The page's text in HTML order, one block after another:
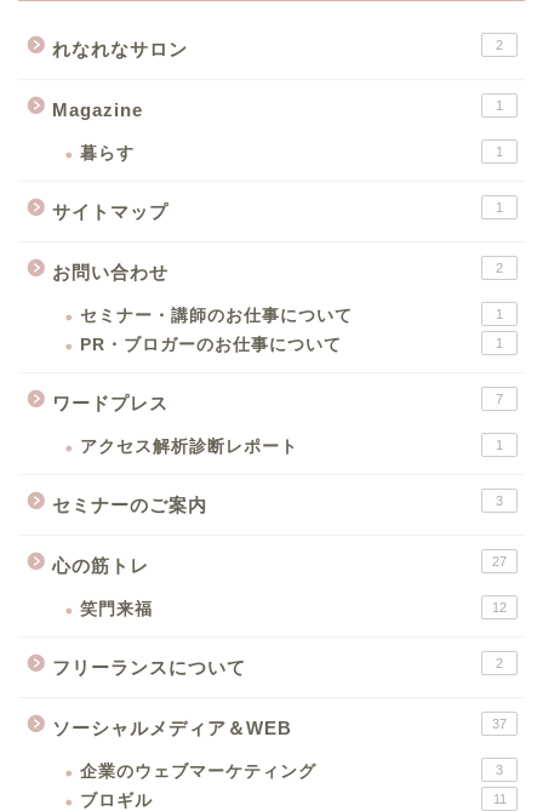
れなれなサロン 2
Magazine 1
暮らす 1
サイトマップ 1
お問い合わせ 2
セミナー・講師のお仕事について 1
PR・ブロガーのお仕事について 1
ワードプレス 7
アクセス解析診断レポート 1
セミナーのご案内 3
心の筋トレ 27
笑門来福 12
フリーランスについて 2
ソーシャルメディア＆WEB 37
企業のウェブマーケティング 3
ブロギル 11